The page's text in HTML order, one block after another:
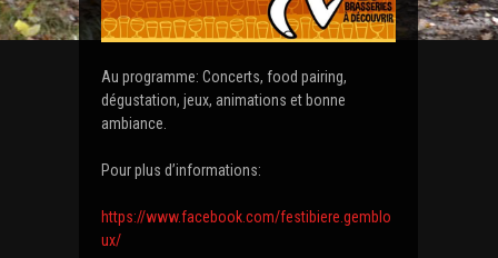
Au programme: Concerts, food pairing,
dégustation, jeux, animations et bonne
ambiance.
Pour plus d’informations:
https://www.facebook.com/festibiere.gemblo
ux/